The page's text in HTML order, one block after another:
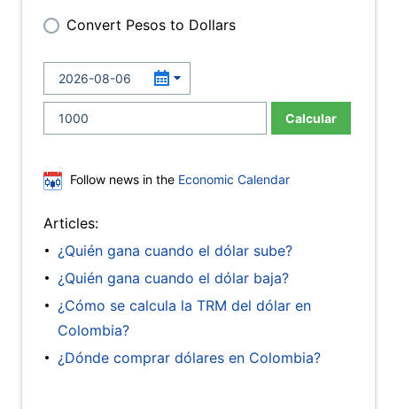
Convert Pesos to Dollars
Calcular
Follow news in the Economic Calendar
Articles:
¿Quién gana cuando el dólar sube?
¿Quién gana cuando el dólar baja?
¿Cómo se calcula la TRM del dólar en
Colombia?
¿Dónde comprar dólares en Colombia?